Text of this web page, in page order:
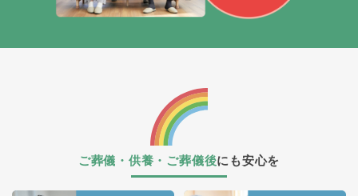
ご葬儀・供養・ご葬儀後にも安心を